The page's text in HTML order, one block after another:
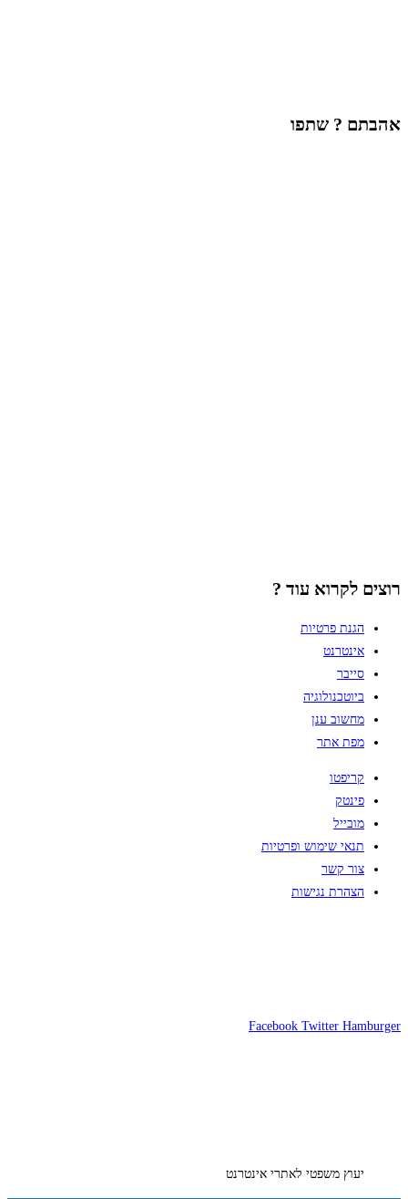
אהבתם ? שתפו
רוצים לקרוא עוד ?
הגנת פרטיות
אינטרנט
סייבר
ביוטכנולוגיה
מחשוב ענן
מפת אתר
קריפטו
פינטק
מובייל
תנאי שימוש ופרטיות
צור קשר
הצהרת נגישות
Facebook Twitter Hamburger
יעוץ משפטי לאתרי אינטרנט